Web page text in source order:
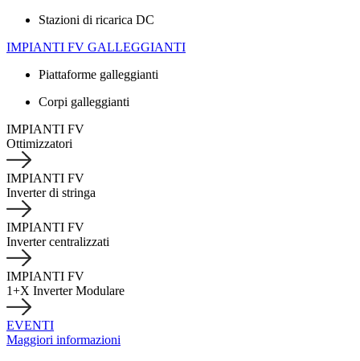
Stazioni di ricarica DC
IMPIANTI FV GALLEGGIANTI
Piattaforme galleggianti
Corpi galleggianti
IMPIANTI FV
Ottimizzatori
IMPIANTI FV
Inverter di stringa
IMPIANTI FV
Inverter centralizzati
IMPIANTI FV
1+X Inverter Modulare
EVENTI
Maggiori informazioni